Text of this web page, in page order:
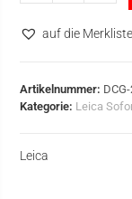
auf die Merkliste
Artikelnummer:
Kategorie: Leica
Leica